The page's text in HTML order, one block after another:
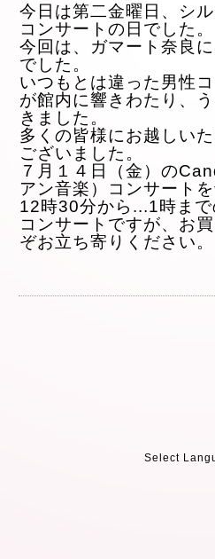
今日は第二金曜日、シ
コンサートの日でした。
今回は、ガマート奈良
でした。
いつもとは違った男性
が館内に響きわたり、
きました。
多くの皆様にお越しい
ございました。
７月１４日（金）の
アン音楽）コンサート
12時30分から ...1時ま
コンサートですが、 お
ぞお立ち寄りください。
Select